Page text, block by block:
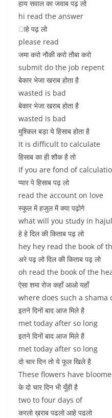
हाय सवाल का जवाब पढ़ लो
hi read the answer
ाहे पढ़ लो
please read
जमा करो नौकी करो तौबा करो
submit do the job repent
बेकार भेजा खराब होता है
wasted is bad
बेकार भेजा खराब होता है
wasted is bad
मुश्किल बड़ा ये हिसाब होता है
It is difficult to calculate
हिसाब का ही शौक है तो
If you are fond of
प्यार पे हिसाब पढ़ लो
read the account on love
स्कूल में हजुल में क्या पढ़ोगे
what will you study in
हे हे दिल की किताब पढ़ लो
hey hey read the book of
अरे पढ़ लो दिल की किताब पढ़ लो
oh read the book of the
ऐसा शमा रोज कहाँ आओ यहाँ
where does such a shama
इतने दिनों बाद आज मिले है
met today after so long
इतने दिनों बाद आज मिले है
met today after so long
दो चार दिन तो ये फूल खिले है
These flowers have
के दो चार दिन भी यूँही है
two to four days of
करलो ख़राब पढलो आहे पढलो